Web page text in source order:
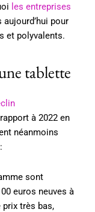
les entreprises
pour
et polyvalents.
tablette
à 2022 en
néanmoins
sont
euros neuves à
prix très bas,